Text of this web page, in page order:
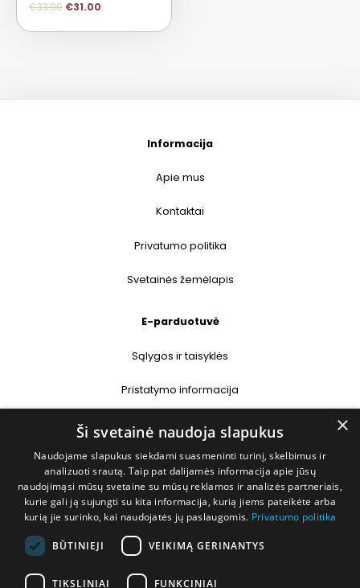
€33.00 €31.00
Informacija
Apie mus
Kontaktai
Privatumo politika
Svetainės žemėlapis
E-parduotuvė
Sąlygos ir taisyklės
Pristatymo informacija
Prekių grąžinimas
Kontaktai
+370 677 31358
×
Ši svetainė naudoja slapukus
Naudojame slapukus siekdami suasmeninti turinį, skelbimus ir
analizuoti srautą. Taip pat dalijamės informacija apie jūsų
naudojimąsi mūsų svetaine su mūsų reklamos ir analizės partneriais,
kurie gali ją sujungti su kita informacija, kurią jiems pateikėte arba
kurią jie surinko, kai naudojatės jų paslaugomis. Privatumo politika
BŪTINIEJI VEIKIMĄ GERINANTYS
TIKSLINIAI FUNKCINIAI